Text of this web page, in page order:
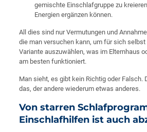
gemischte Einschlafgruppe zu
Energien ergänzen können.
All dies sind nur Vermutungen und
die man versuchen kann, um für sich
Variante auszuwählen, was im Elternhaus
am besten funktioniert.
Man sieht, es gibt kein Richtig oder Falsch.
das, der andere wiederum etwas anderes.
Von starren
Einschlafhilfen ist auch